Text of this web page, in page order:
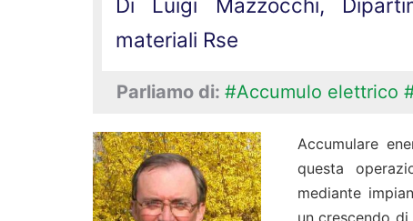
materiali Rse
Parliamo di: #Accumulo elettrico
Accumulare
questa
mediante
un crescendo